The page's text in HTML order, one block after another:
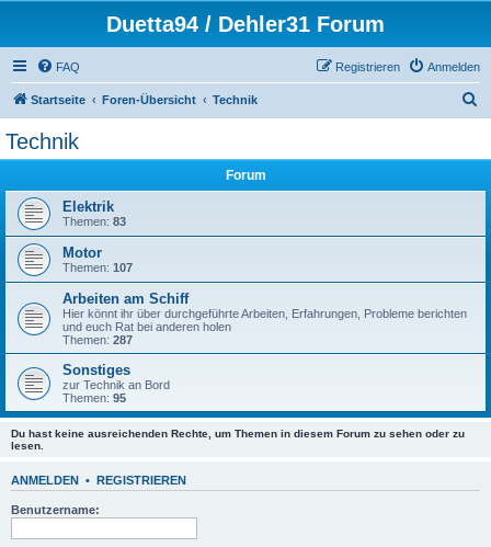
Duetta94 / Dehler31 Forum
FAQ Anmelden
Registrieren
Startseite Foren-Übersicht Technik
Technik
Forum
Elektrik
Themen: 83
Motor
Themen: 107
Arbeiten am Schiff
Hier könnt ihr über durchgeführte Arbeiten, Erfahrungen, Probleme berichten
und euch Rat bei anderen holen
Themen: 287
Sonstiges
zur Technik an Bord
Themen: 95
Du hast keine ausreichenden Rechte, um Themen in diesem Forum zu sehen oder zu
lesen.
ANMELDEN • REGISTRIEREN
Benutzername: